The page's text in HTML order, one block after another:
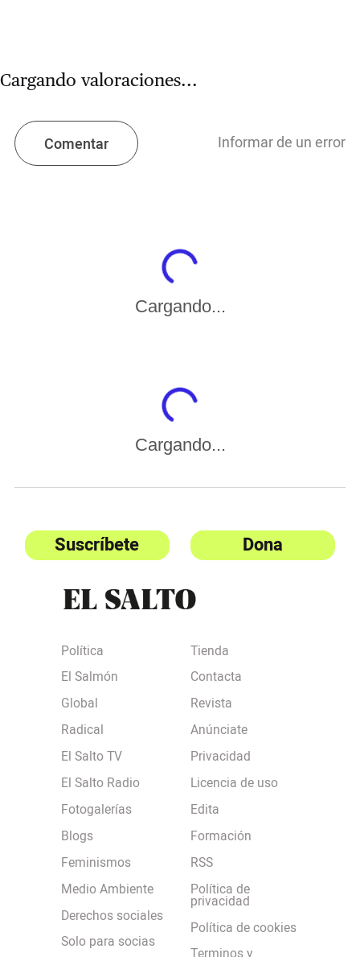
Cargando valoraciones...
Comentar Informar de un error
Cargando...
Cargando...
Suscríbete Dona
Política
El Salmón
Global
Radical
El Salto TV
El Salto Radio
Fotogalerías
Blogs
Feminismos
Medio Ambiente
Derechos sociales
Solo para socias
Tienda
Contacta
Revista
Anúnciate
Privacidad
Licencia de uso
Edita
Formación
RSS
Política de
privacidad
Política de cookies